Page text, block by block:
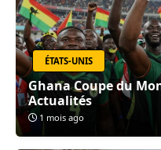
ÉTATS-UNIS
Ghana Coupe du
Actualités
1 mois ago